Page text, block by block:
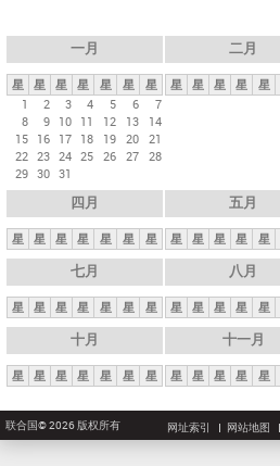
一月
星 星 星 星 星 星
星
1
2 3 4 5 6
7
8
9 10 11 12 13
14
15 16 17 18 19 20 21
22 23 24 25 26 27 28
29 30 31
二月
星 星 星 星 星
四月
星 星 星 星 星 星 星
五月
星 星 星 星 星
七月
星 星 星 星 星 星 星
八月
星 星 星 星 星
十月
星 星 星 星 星 星 星
十一月
星 星 星 星 星
联合国© 2026 版权所有 网址索引 网站地图